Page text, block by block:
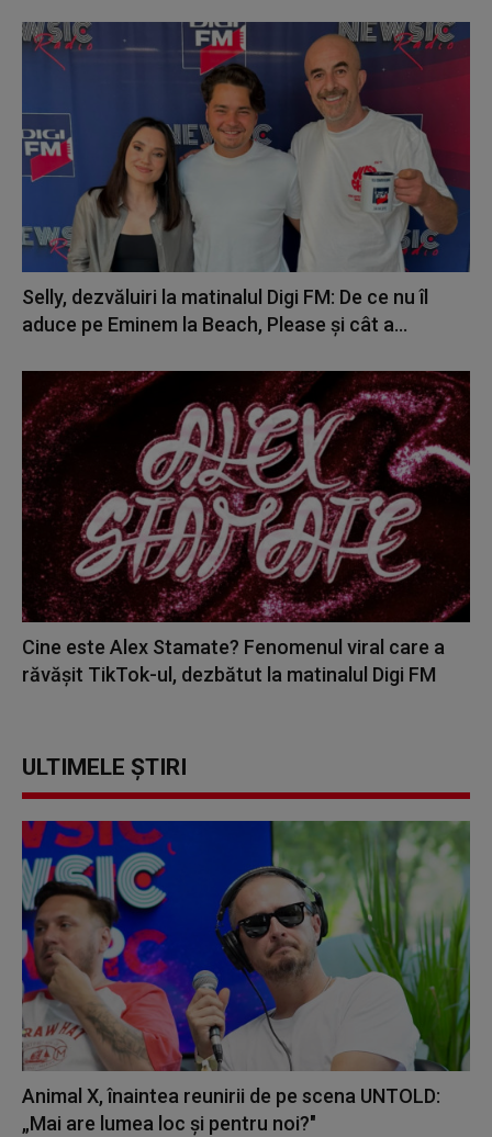
Selly, dezvăluiri la matinalul Digi FM: De ce nu îl
aduce pe Eminem la Beach, Please și cât a...
Cine este Alex Stamate? Fenomenul viral care a
răvășit TikTok-ul, dezbătut la matinalul Digi FM
ULTIMELE ȘTIRI
Animal X, înaintea reunirii de pe scena UNTOLD:
„Mai are lumea loc și pentru noi?"